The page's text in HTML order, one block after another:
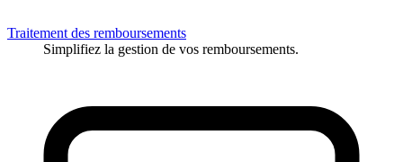
Traitement des remboursements
Simplifiez la gestion de vos remboursements.